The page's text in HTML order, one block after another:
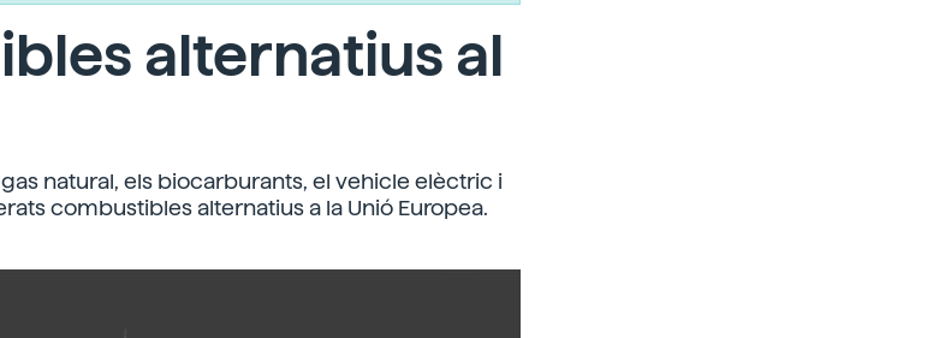
alternatius al
natural, els biocarburants, el vehicle elèctric i
combustibles alternatius a la Unió Europea.